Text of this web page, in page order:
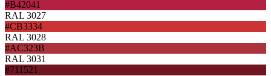
#B42041
RAL 3027
#CB3334
RAL 3028
#AC323B
RAL 3031
#711521